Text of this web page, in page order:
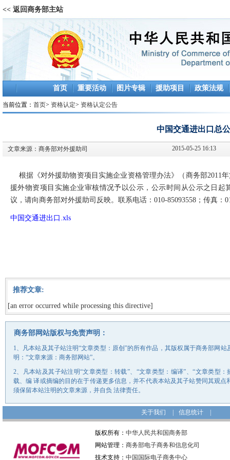
<< 返回商务部主站
首页 重要活动 图片专辑 援助项目 政策法规
当前位置： 首页> 资格认定> 资格认定公告
中国交通进出口总
文章来源： 商务部对外援助司 2015-05-25 16:13
根据《对外援助物资项目实施企业资格管理办法》（商务部2011
援外物资项目实施企业审核情况予以公示，公示时间从公示之日
议，请向商务部对外援助司反映。联系电话：010-85093558；传真：
中国交通进出口.xls
推荐文章:
[an error occurred while processing this directive]
商务部网站版权与免责声明：
1、凡本站及其子站注明“文章类型：原创”的所有作品，其版权属于商务部网
明：“文章来源：商务部网站”。
2、凡本站及其子站注明“文章类型：转载”、“文章类型：编译”、“文章类型
载、编 译或摘编的目的在于传递更多信息，并不代表本站及其子站赞同其观
须保留本站注明的文章来源，并自负 法律责任。
关于我们 信息统计
版权所有： 中华人民共和国商务部
网站管理： 商务部电子商务和信息化司
技术支持： 中国国际电子商务中心